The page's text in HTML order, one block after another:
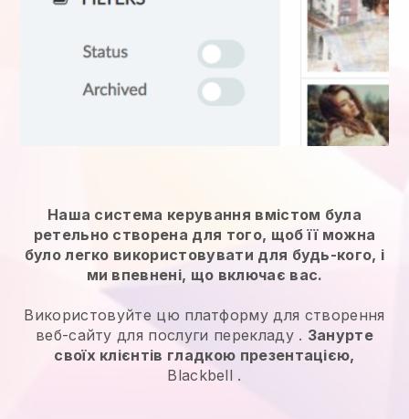
Наша система керування вмістом була
ретельно створена для того, щоб її можна
було легко використовувати для будь-кого, і
ми впевнені, що включає вас.
Використовуйте цю платформу для створення
веб-сайту для послуги перекладу. Занурте
своїх клієнтів гладкою презентацією,
Blackbell .